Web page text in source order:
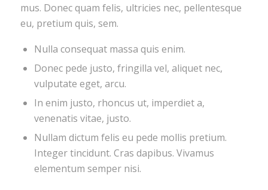
mus. Donec quam felis, ultricies nec, pellentesque
eu, pretium quis, sem.
Nulla consequat massa quis enim.
Donec pede justo, fringilla vel, aliquet nec,
vulputate eget, arcu.
In enim justo, rhoncus ut, imperdiet a,
venenatis vitae, justo.
Nullam dictum felis eu pede mollis pretium.
Integer tincidunt. Cras dapibus. Vivamus
elementum semper nisi.